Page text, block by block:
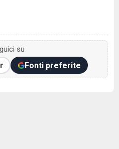
su
Fonti preferite